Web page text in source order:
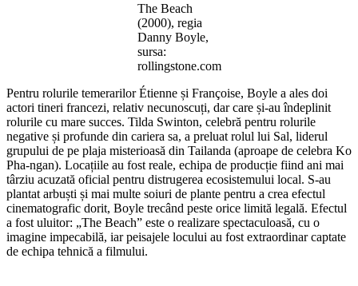
The Beach
(2000), regia
Danny Boyle,
sursa:
rollingstone.com
Pentru rolurile temerarilor Étienne și Françoise, Boyle a ales doi
actori tineri francezi, relativ necunoscuți, dar care și-au îndeplinit
rolurile cu mare succes. Tilda Swinton, celebră pentru rolurile
negative și profunde din cariera sa, a preluat rolul lui Sal, liderul
grupului de pe plaja misterioasă din Tailanda (aproape de celebra Ko
Pha-ngan). Locațiile au fost reale, echipa de producție fiind ani mai
târziu acuzată oficial pentru distrugerea ecosistemului local. S-au
plantat arbuști și mai multe soiuri de plante pentru a crea efectul
cinematografic dorit, Boyle trecând peste orice limită legală. Efectul
a fost uluitor: „The Beach” este o realizare spectaculoasă, cu o
imagine impecabilă, iar peisajele locului au fost extraordinar captate
de echipa tehnică a filmului.